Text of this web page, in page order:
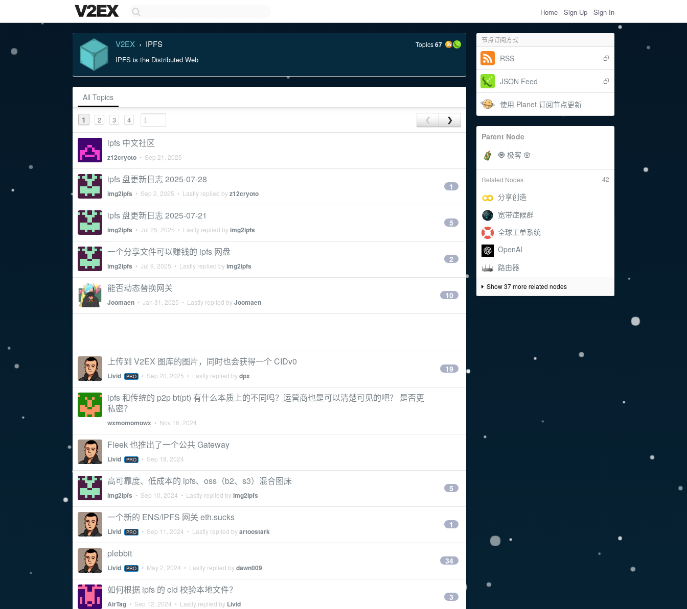
Home Sign Up Sign In
节点订阅方式
RSS
JSON Feed
使用 Planet 订阅节点更新
Parent Node
42
Related Nodes
Show 37 more related nodes
V2EX › IPFS Topics67
IPFS is the Distributed Web
All Topics
1 2 3 4 ❮ ❯
ipfs 中文社区
z12cryoto • Sep 21, 2025
ipfs 盘更新日志 2025-07-28
img2ipfs • Sep 2, 2025 • Lastly replied byz12cryoto
1
ipfs 盘更新日志 2025-07-21
img2ipfs • Jul 25, 2025 • Lastly replied byimg2ipfs
5
一个分享文件可以赚钱的 ipfs 网盘
img2ipfs • Jul 9, 2025 • Lastly replied byimg2ipfs
2
能否动态替换网关
Joomaen • Jan 31, 2025 • Lastly replied byJoomaen
10
上传到 V2EX 图库的图片，同时也会获得一个 CIDv0
Livid PRO • Sep 20, 2025 • Lastly replied bydpx
19
ipfs 和传统的 p2p bt(pt) 有什么本质上的不同吗？运营商也是可以清楚可见的吧？ 是否更
私密？
wxmomomowx • Nov 16, 2024
Fleek 也推出了一个公共 Gateway
Livid PRO • Sep 18, 2024
高可靠度、低成本的 ipfs、oss（b2、s3）混合图床
img2ipfs • Sep 10, 2024 • Lastly replied byimg2ipfs
5
一个新的 ENS/IPFS 网关 eth.sucks
Livid PRO • Sep 11, 2024 • Lastly replied byartoostark
1
plebbit
Livid PRO • May 2, 2024 • Lastly replied bydawn009
34
如何根据 ipfs 的 cid 校验本地文件？
AirTag • Sep 12, 2024 • Lastly replied by Livid
3